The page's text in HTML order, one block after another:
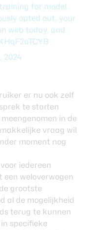
for model
opted out, your
web today, and
2024
er nu ook zelf
te starten
in de
vraag wil
moment nog
iedereen
weloverwogen
grootste
al de mogelijkheid
terug te kunnen
specifieke